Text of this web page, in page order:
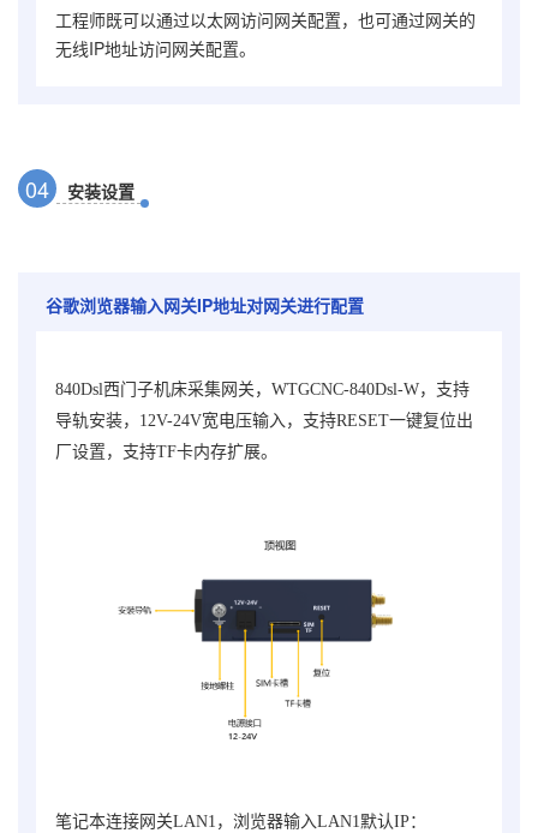
工程师既可以通过以太网访问网关配置，也可通过网关的
无线IP地址访问网关配置。
04 安装设置
谷歌浏览器输入网关IP地址对网关进行配置
840Dsl西门子机床采集网关，WTGCNC-840Dsl-W， 支持
导轨安装，12V-24V宽电压输入，支持RESET一键复位出
厂设置，支持TF卡内存扩展。
笔记本连接网关LAN1，浏览器输入LAN1默认IP：